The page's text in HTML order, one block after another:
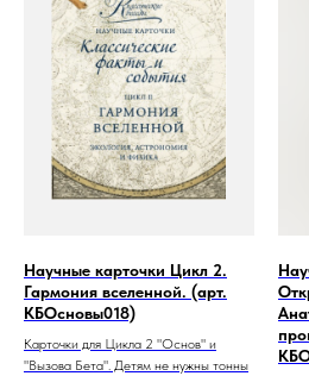
Научные карточки Цикл 2.
Гармония вселенной. (арт.
КБОсновы018)
Карточки для Цикла 2 "Основ" и
"Вызова Бета". Детям не нужны тонны